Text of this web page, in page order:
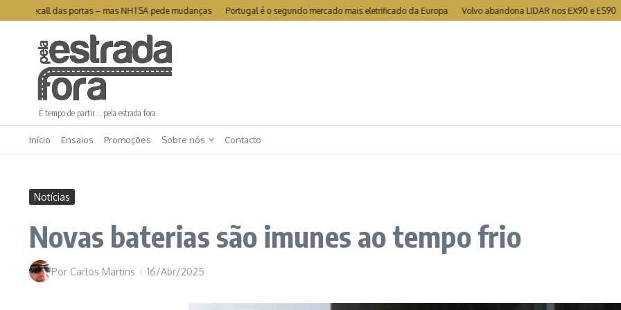
Ir para o conteúdo
recall das portas – mas NHTSA pede mudanças Portugal é o segundo mercado mais eletrificado da Europa Volvo abandona LIDAR nos EX90 e ES90 MG
É tempo de partir… pela estrada fora.
Início Ensaios Promoções Sobre nós Contacto
Notícias
Novas baterias são imunes ao tempo frio
Por Carlos Martins 16/Abr/2025